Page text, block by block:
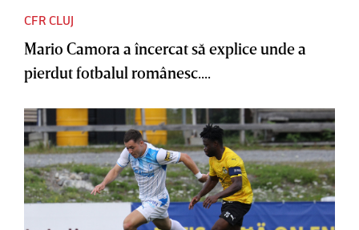
CFR CLUJ
Mario Camora a încercat să explice unde a
pierdut fotbalul românesc....